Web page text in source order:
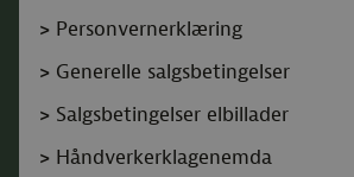
> Personvernerklæring
> Generelle salgsbetingelser
> Salgsbetingelser elbillader
> Håndverkerklagenemda